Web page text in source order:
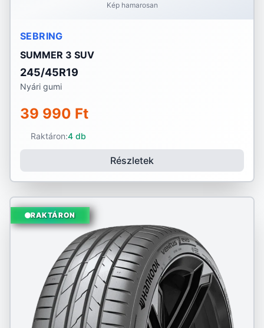
Kép hamarosan
SEBRING
SUMMER 3 SUV
245/45R19
Nyári gumi
39 990 Ft
Raktáron:4 db
Részletek
RAKTÁRON